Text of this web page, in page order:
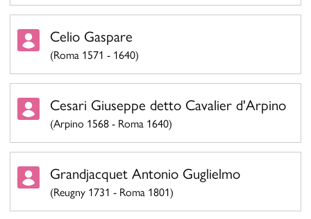
Celio Gaspare
(Roma 1571 - 1640)
Cesari Giuseppe detto Cavalier d'Arpino
(Arpino 1568 - Roma 1640)
Grandjacquet Antonio Guglielmo
(Reugny 1731 - Roma 1801)